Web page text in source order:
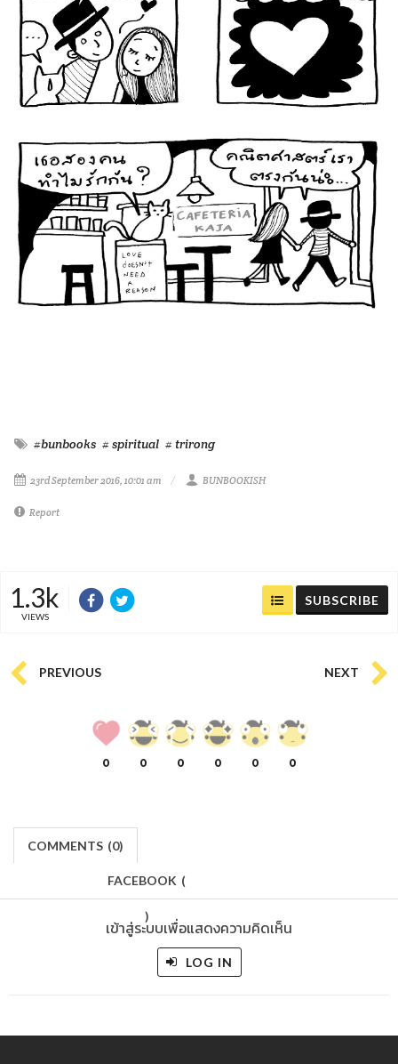
#bunbooks # spiritual # trirong
23rd September 2016, 10:01 am BUNBOOKISH
Report
1.3k
VIEWS
SUBSCRIBE
PREVIOUS NEXT
0 0 0 0 0 0
COMMENTS (0)
FACEBOOK (
)
เข้าสู่ระบบเพื่อแสดงความคิดเห็น
LOG IN